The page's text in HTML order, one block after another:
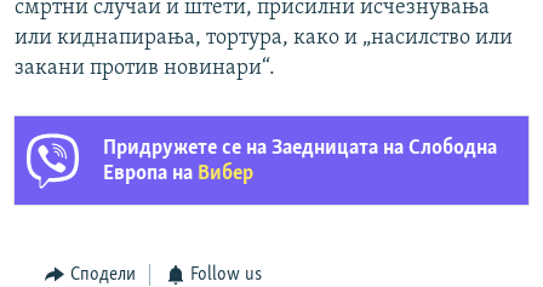
смртни случаи и штети, присилни исчезнувања
или киднапирања, тортура, како и „насилство или
закани против новинари“.
Придружете се на Заедницата на Слободна
Европа на Вибер
Сподели Follow us